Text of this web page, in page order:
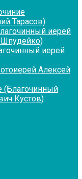
Тарасов)
иерей
Шпудейко)
иерей
Алексей
(Благочинный
Кустов)